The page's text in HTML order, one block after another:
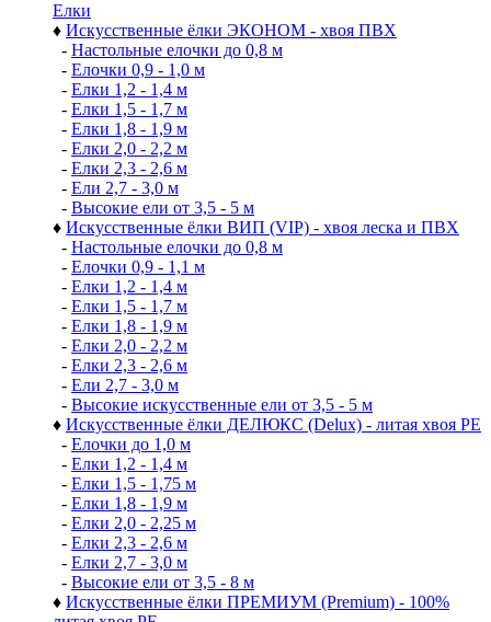
Елки
♦ Искусственные ёлки ЭКОНОМ - хвоя ПВХ
- Настольные елочки до 0,8 м
- Елочки 0,9 - 1,0 м
- Елки 1,2 - 1,4 м
- Елки 1,5 - 1,7 м
- Елки 1,8 - 1,9 м
- Елки 2,0 - 2,2 м
- Елки 2,3 - 2,6 м
- Ели 2,7 - 3,0 м
- Высокие ели от 3,5 - 5 м
♦ Искусственные ёлки ВИП (VIP) - хвоя леска и ПВХ
- Настольные елочки до 0,8 м
- Елочки 0,9 - 1,1 м
- Елки 1,2 - 1,4 м
- Елки 1,5 - 1,7 м
- Елки 1,8 - 1,9 м
- Елки 2,0 - 2,2 м
- Елки 2,3 - 2,6 м
- Ели 2,7 - 3,0 м
- Высокие искусственные ели от 3,5 - 5 м
♦ Искусственные ёлки ДЕЛЮКС (Delux) - литая хвоя РЕ
- Елочки до 1,0 м
- Елки 1,2 - 1,4 м
- Елки 1,5 - 1,75 м
- Елки 1,8 - 1,9 м
- Елки 2,0 - 2,25 м
- Елки 2,3 - 2,6 м
- Елки 2,7 - 3,0 м
- Высокие ели от 3,5 - 8 м
♦ Искусственные ёлки ПРЕМИУМ (Premium) - 100%